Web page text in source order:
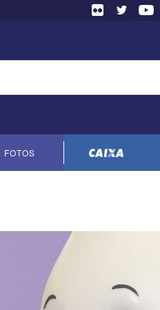
FOTOS Cópia do contrato